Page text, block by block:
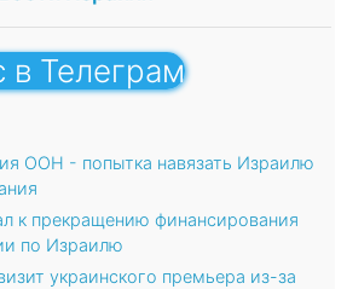
в Телеграм
ООН - попытка навязать Израилю
к прекращению финансирования
по Израилю
украинского премьера из-за